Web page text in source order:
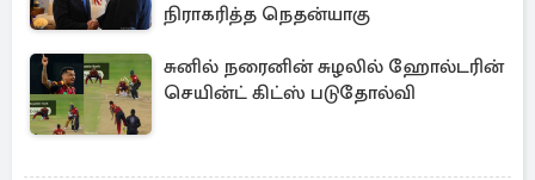
நிராகரித்த நெதன்யாகு
சுனில் நரைனின் சுழலில் ஹோல்டரின்
செயின்ட் கிட்ஸ் படுதோல்வி